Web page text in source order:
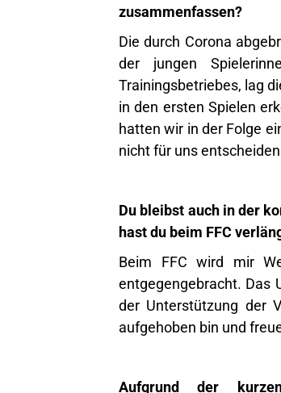
zusammenfassen?
Die durch Corona
der jungen
Trainingsbetriebes, lag
in den ersten Spielen
hatten wir in der Folge
nicht für uns
Du bleibst auch in der
hast du beim FFC
Beim FFC wird mir
entgegengebracht. Das
der Unterstützung der
aufgehoben bin und
Aufgrund der